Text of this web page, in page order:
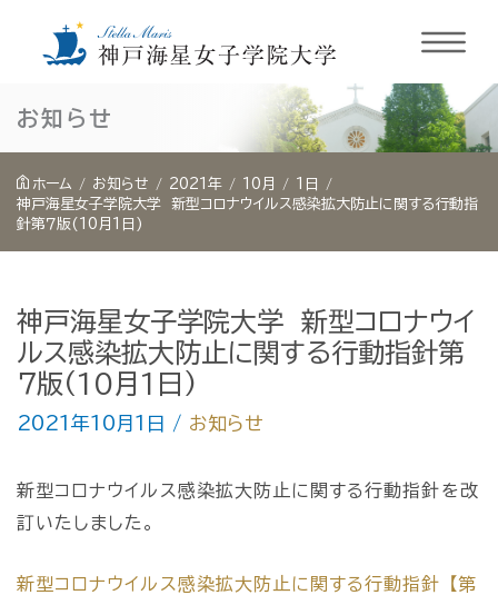
お知らせ
ホーム お知らせ 2021年 10月
1日
神戸海星女子学院大学 新型コロナウイルス感染拡大防止に関する行動指
針第７版(10月1日)
神戸海星女子学院大学 新型コロナウイ
ルス感染拡大防止に関する行動指針第
７版(10月1日)
2021年10月1日 / お知らせ
新型コロナウイルス感染拡大防止に関する行動指針を改
訂いたしました。
新型コロナウイルス感染拡大防止に関する行動指針 【第